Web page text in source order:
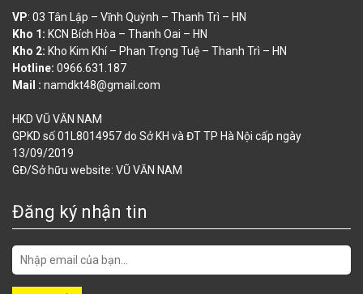
VP: 03 Tân Lập – Vĩnh Quỳnh – Thanh Trì – HN
Kho 1: KCN Bích Hòa – Thanh Oai – HN
Kho 2: Kho Kim Khí – Phan Trọng Tuệ – Thanh Trì – HN
Hotline: 0966.631.187
Mail : namdkt48@gmail.com
HKD VŨ VĂN NAM
GPKD số 01L8014957 do Sở KH và ĐT TP Hà Nội cấp ngày
13/09/2019
GĐ/Sở hữu website: VŨ VĂN NAM
Đăng ký nhận tin